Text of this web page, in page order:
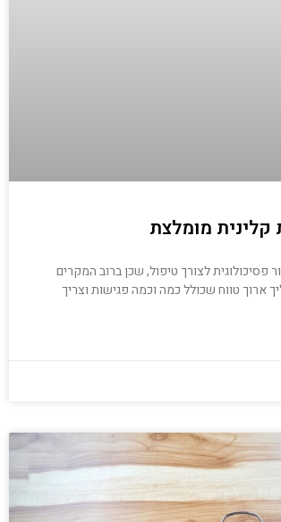
קלינית מומלצת
פסיכולוגית לצורך טיפול, שכן ברוב המקרים
ארוך טווח שכולל כמה וכמה פגישות וצריך